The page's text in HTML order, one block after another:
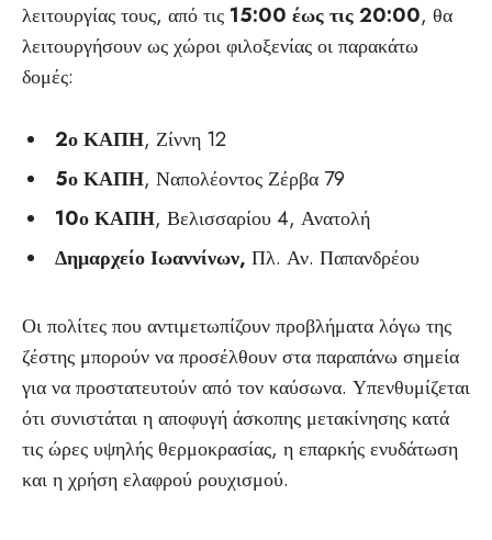
λειτουργίας τους, από τις 15:00 έως τις 20:00, θα
λειτουργήσουν ως χώροι φιλοξενίας οι παρακάτω
δομές:
2ο ΚΑΠΗ, Ζίννη 12
5ο ΚΑΠΗ, Ναπολέοντος Ζέρβα 79
10ο ΚΑΠΗ, Βελισσαρίου 4, Ανατολή
Δημαρχείο Ιωαννίνων, Πλ. Αν. Παπανδρέου
Οι πολίτες που αντιμετωπίζουν προβλήματα λόγω της
ζέστης μπορούν να προσέλθουν στα παραπάνω σημεία
για να προστατευτούν από τον καύσωνα. Υπενθυμίζεται
ότι συνιστάται η αποφυγή άσκοπης μετακίνησης κατά
τις ώρες υψηλής θερμοκρασίας, η επαρκής ενυδάτωση
και η χρήση ελαφρού ρουχισμού.